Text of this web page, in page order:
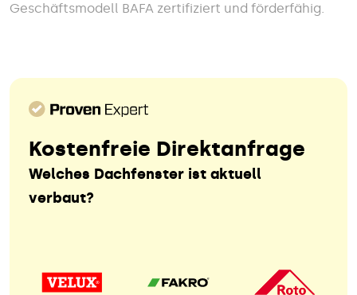
Geschäftsmodell BAFA zertifiziert und förderfähig.
Kostenfreie Direktanfrage
Welches Dachfenster ist aktuell
verbaut?